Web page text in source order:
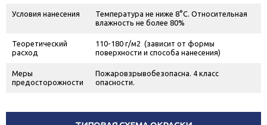
Условия нанесения
Температура не ниже 8°С. Относительная
влажность не более 80%
Теоретический
расход
110-180 г/м2 (зависит от формы
поверхности и способа нанесения)
Меры
предосторожности
Пожаровзрывобезопасна. 4 класс
опасности.